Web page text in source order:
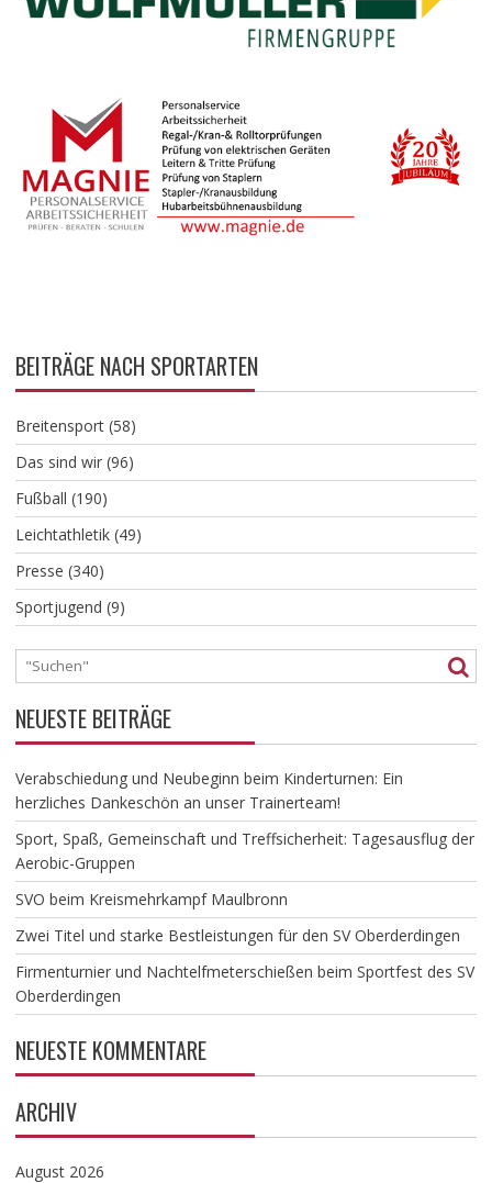
BEITRÄGE NACH SPORTARTEN
Breitensport(58)
Das sind wir(96)
Fußball (190)
Leichtathletik(49)
Presse (340)
Sportjugend (9)
NEUESTE BEITRÄGE
Verabschiedung und Neubeginn beim Kinderturnen: Ein
herzliches Dankeschön an unser Trainerteam!
​Sport, Spaß, Gemeinschaft und Treffsicherheit: Tagesausflug der
Aerobic-Gruppen
SVO beim Kreismehrkampf Maulbronn
Zwei Titel und starke Bestleistungen für den SV Oberderdingen
Firmenturnier und Nachtelfmeterschießen beim Sportfest des SV
Oberderdingen
NEUESTE KOMMENTARE
ARCHIV
August 2026